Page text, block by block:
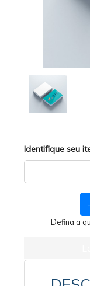
Identifique seu
Defina a